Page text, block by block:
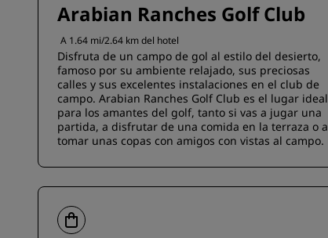
Arabian Ranches Golf Club
A 1.64 mi/2.64 km del hotel
Disfruta de un campo de gol al estilo del desierto,
famoso por su ambiente relajado, sus preciosas
calles y sus excelentes instalaciones en el club de
campo. Arabian Ranches Golf Club es el lugar ideal
para los amantes del golf, tanto si vas a jugar una
partida, a disfrutar de una comida en la terraza o a
tomar unas copas con amigos con vistas al campo.